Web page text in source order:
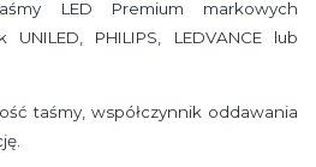
LED Premium markowych
PHILIPS, LEDVANCE lub
taśmy, współczynnik oddawania